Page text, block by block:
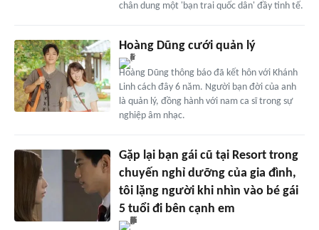
chân dung một 'bạn trai quốc dân' đầy tinh tế.
Hoàng Dũng cưới quản lý
Hoàng Dũng thông báo đã kết hôn với Khánh
Linh cách đây 6 năm. Người bạn đời của anh
là quản lý, đồng hành với nam ca sĩ trong sự
nghiệp âm nhạc.
Gặp lại bạn gái cũ tại Resort trong
chuyến nghỉ dưỡng của gia đình,
tôi lặng người khi nhìn vào bé gái
5 tuổi đi bên cạnh em